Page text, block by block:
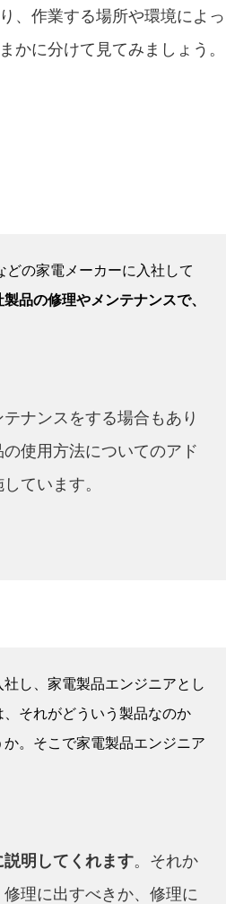
、作業する場所や環境によっ
かに分けて見てみましょう。
どの家電メーカーに入社して
製品の修理やメンテナンスで、
ナンスをする場合もあり
使用方法についてのアド
ています。
し、家電製品エンジニアとし
それがどういう製品なのか
。そこで家電製品エンジニア
明してくれます。それか
理に出すべきか、修理に